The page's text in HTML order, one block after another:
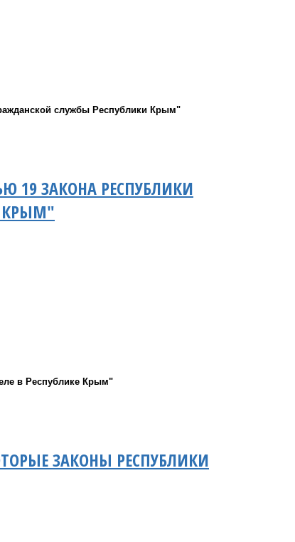
службы Республики Крым"
19 ЗАКОНА РЕСПУБЛИКИ
КРЫМ"
в Республике Крым"
ЗАКОНЫ РЕСПУБЛИКИ